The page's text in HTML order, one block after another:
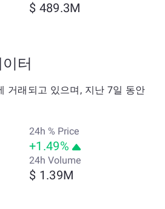
$ 489.3M
터
거래되고 있으며, 지난 7일 동안
24h % Price
+1.49%
24h Volume
$ 1.39M